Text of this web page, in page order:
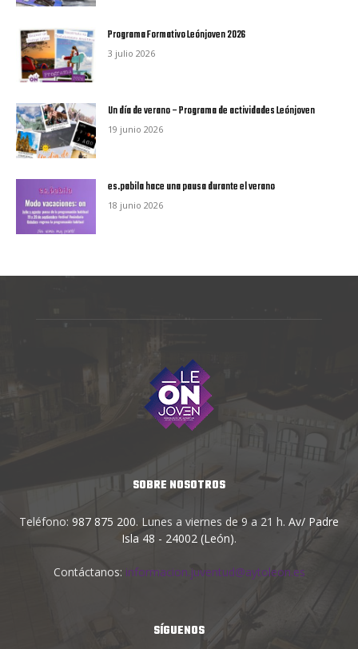
Programa Formativo Leónjoven 2026
3 julio 2026
Un día de verano – Programa de actividades Leónjoven
19 junio 2026
es.pabila hace una pausa durante el verano
18 junio 2026
SOBRE NOSOTROS
Teléfono: 987 875 200. Lunes a viernes de 9 a 21 h. Av/ Padre
Isla 48 - 24002 (León).
Contáctanos: informacion.juventud@aytoleon.es
SÍGUENOS